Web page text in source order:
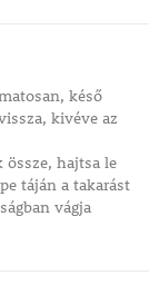
késő
kivéve az
hajtsa le
táján a takarást
vágja